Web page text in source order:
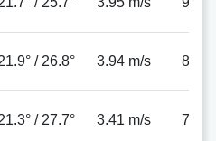
/ 26.8° 3.94 m/s 88%
/ 27.7° 3.41 m/s 77%